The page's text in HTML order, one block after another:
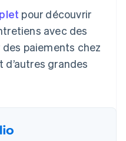
pour découvrir
avec des
paiements chez
d’autres grandes